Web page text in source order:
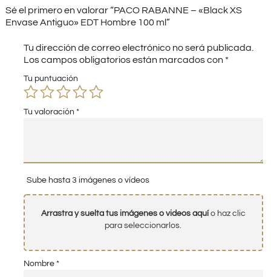
Sé el primero en valorar “PACO RABANNE – «Black XS
Envase Antiguo» EDT Hombre 100 ml”
Tu dirección de correo electrónico no será publicada.
Los campos obligatorios están marcados con *
Tu puntuación
Tu valoración *
Sube hasta 3 imágenes o vídeos
Arrastra y suelta tus imágenes o videos aquío haz clic
para seleccionarlos.
Nombre *